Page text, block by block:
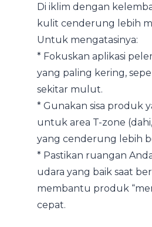
Di iklim dengan
kulit cenderung lebih
Untuk mengatasinya:
* Fokuskan aplikasi
yang paling kering,
sekitar mulut.
* Gunakan sisa produk
untuk area T-zone
yang cenderung lebih
* Pastikan ruangan
udara yang baik saat
membantu produk
cepat.